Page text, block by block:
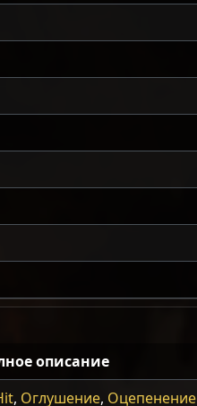
описание
, Оглушение, Оцепенение